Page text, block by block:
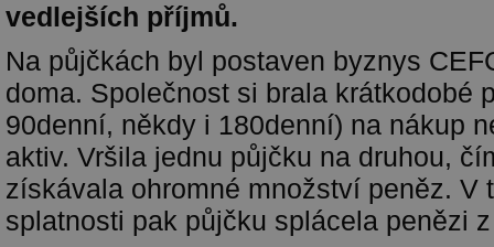
vedlejších příjmů.
Na půjčkách byl postaven byznys
doma. Společnost si brala krátkodobé
90denní, někdy i 180denní) na nákup
aktiv. Vršila jednu půjčku na druhou,
získávala ohromné množství peněz. V
splatnosti pak půjčku splácela penězi